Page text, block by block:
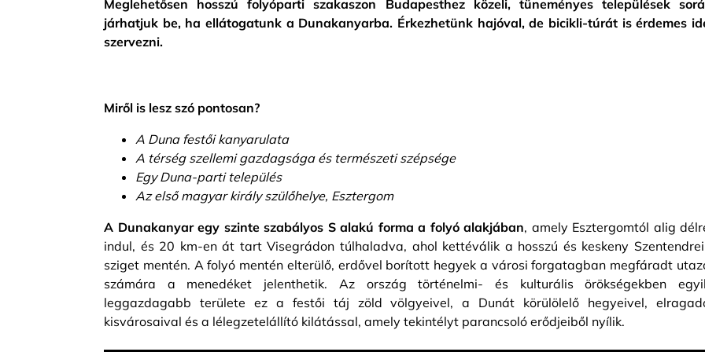
Meglehetősen hosszú folyóparti szakaszon Budapesthez közeli, tüneményes települések
járhatjuk be, ha ellátogatunk a Dunakanyarba. Érkezhetünk hajóval, de bicikli-túrát is érdemes
szervezni.
Miről is lesz szó pontosan?
A Duna festői kanyarulata
A térség szellemi gazdagsága és természeti szépsége
Egy Duna-parti település
Az első magyar király szülőhelye, Esztergom
A Dunakanyar egy szinte szabályos S alakú forma a folyó alakjában, amely Esztergomtól alig
indul, és 20 km-en át tart Visegrádon túlhaladva, ahol kettéválik a hosszú és keskeny
sziget mentén. A folyó mentén elterülő, erdővel borított hegyek a városi forgatagban megfáradt
számára a menedéket jelenthetik. Az ország történelmi- és kulturális örökségekben
leggazdagabb területe ez a festői táj zöld völgyeivel, a Dunát körülölelő hegyeivel,
kisvárosaival és a lélegzetelállító kilátással, amely tekintélyt parancsoló erődjeiből nyílik.